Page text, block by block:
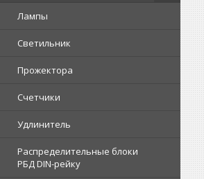
Лампы
Светильник
Прожектора
Счетчики
Удлинитель
Распределительные блоки
РБД DIN-рейку